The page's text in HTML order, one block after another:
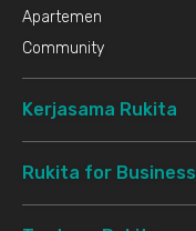
Apartemen
Community
Kerjasama Rukita
Rukita for Business